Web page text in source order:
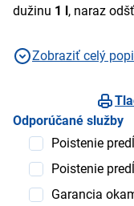
dužinu 1 l, naraz
Zobraziť celý
Odporúčané služby
Poistenie
Poistenie
Garancia